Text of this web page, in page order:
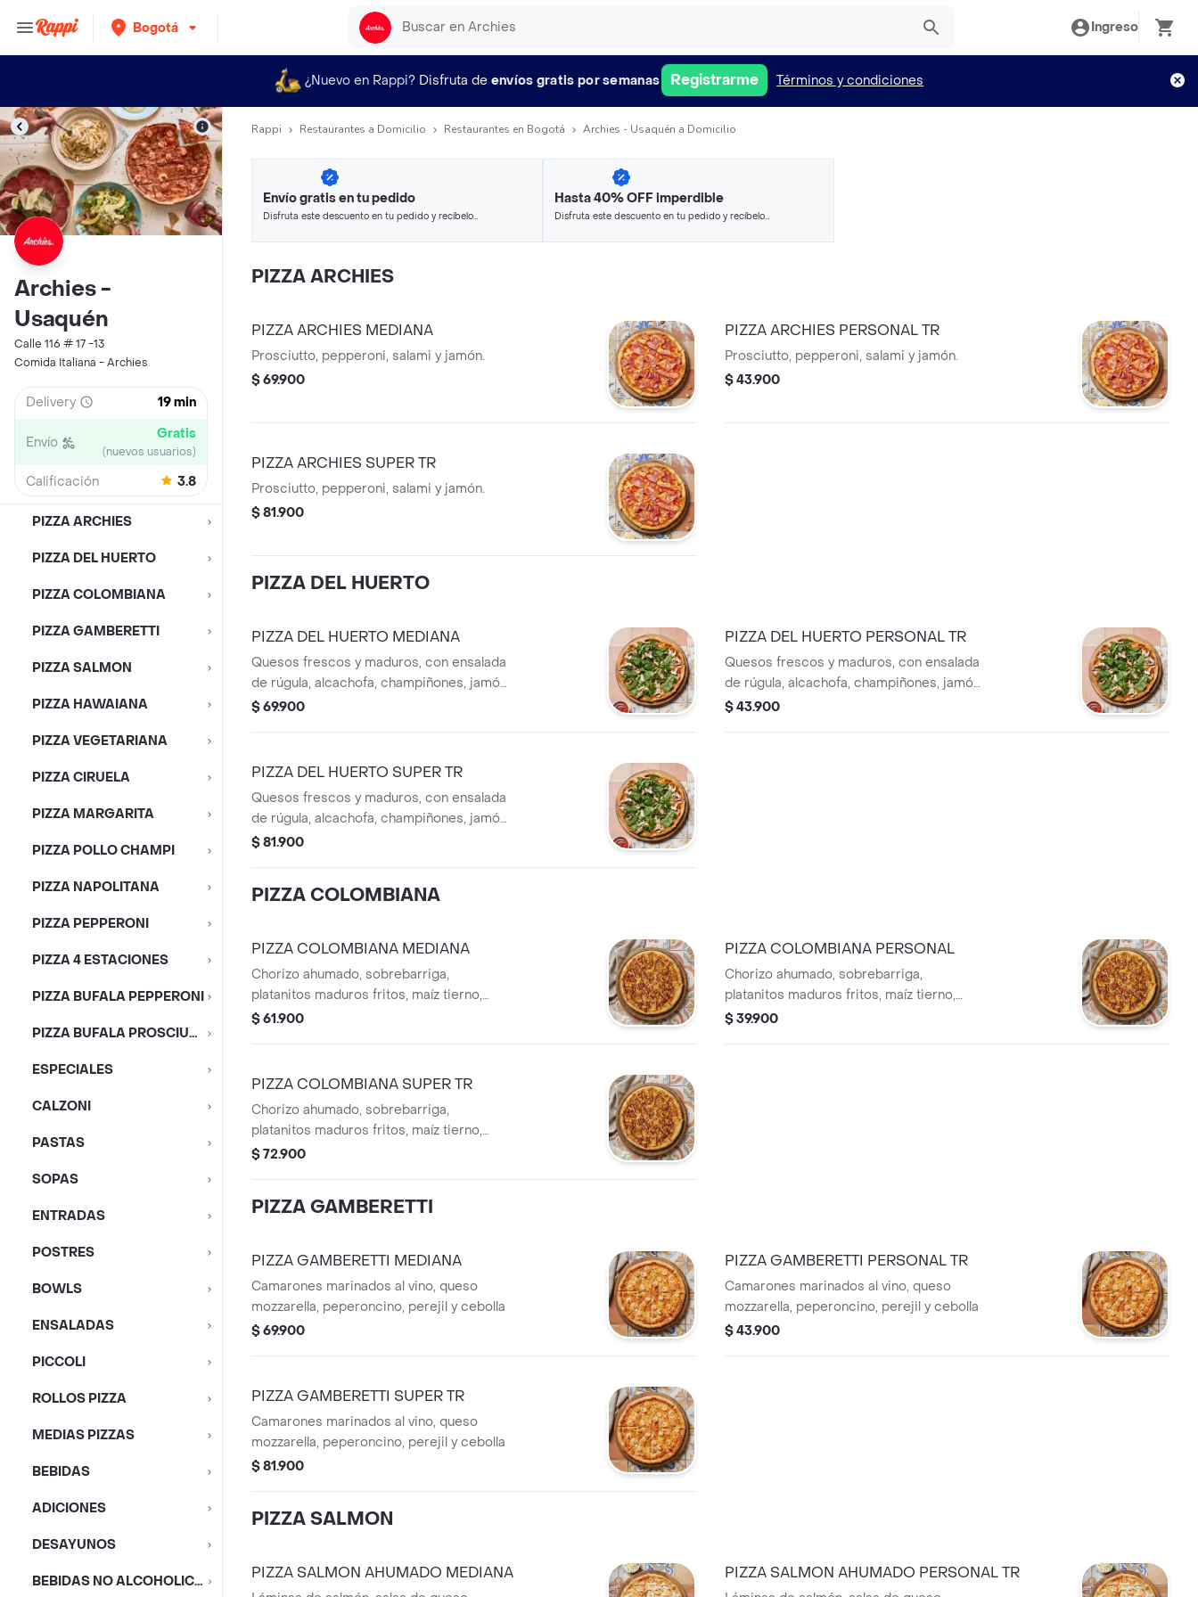
Bogotá Ingreso
¿Nuevo en Rappi? Disfruta de envíos gratis por semanas Registrarme Términos y condiciones
Archies -
Usaquén
Calle 116 # 17 -13
Comida Italiana - Archies
Delivery 19 min
Envío Gratis
(nuevos usuarios)
Calificación 3.8
PIZZA ARCHIES
PIZZA DEL HUERTO
PIZZA COLOMBIANA
PIZZA GAMBERETTI
PIZZA SALMON
PIZZA HAWAIANA
PIZZA VEGETARIANA
PIZZA CIRUELA
PIZZA MARGARITA
PIZZA POLLO CHAMPI
PIZZA NAPOLITANA
PIZZA PEPPERONI
PIZZA 4 ESTACIONES
PIZZA BUFALA PEPPERONI
PIZZA BUFALA PROSCIUTO
ESPECIALES
CALZONI
PASTAS
SOPAS
ENTRADAS
POSTRES
BOWLS
ENSALADAS
PICCOLI
ROLLOS PIZZA
MEDIAS PIZZAS
BEBIDAS
ADICIONES
DESAYUNOS
BEBIDAS NO ALCOHOLICAS
Rappi Restaurantes a Domicilio Restaurantes en Bogotá Archies - Usaquén a Domicilio
Envío gratis en tu pedido
Disfruta este descuento en tu pedido y recíbelo
Hasta 40% OFF imperdible
Disfruta este descuento en tu pedido y recíbelo
PIZZA ARCHIES
PIZZA ARCHIES MEDIANA
Prosciutto, pepperoni, salami y jamón.
$ 69.900
PIZZA ARCHIES PERSONAL TR
Prosciutto, pepperoni, salami y jamón.
$ 43.900
PIZZA ARCHIES SUPER TR
Prosciutto, pepperoni, salami y jamón.
$ 81.900
PIZZA DEL HUERTO
PIZZA DEL HUERTO MEDIANA
Quesos frescos y maduros, con ensalada
de rúgula, alcachofa, champiñones, jamón
y aderezo césar a base de anchoas.
$ 69.900
PIZZA DEL HUERTO PERSONAL TR
Quesos frescos y maduros, con ensalada
de rúgula, alcachofa, champiñones, jamón
y aderezo césar a base de anchoas.
$ 43.900
PIZZA DEL HUERTO SUPER TR
Quesos frescos y maduros, con ensalada
de rúgula, alcachofa, champiñones, jamón
y aderezo césar a base de anchoas.
$ 81.900
PIZZA COLOMBIANA
PIZZA COLOMBIANA MEDIANA
Chorizo ahumado, sobrebarriga,
platanitos maduros fritos, maíz tierno,
cebolla morada y cilantro.
$ 61.900
PIZZA COLOMBIANA PERSONAL
Chorizo ahumado, sobrebarriga,
platanitos maduros fritos, maíz tierno,
cebolla morada y cilantro.
$ 39.900
PIZZA COLOMBIANA SUPER TR
Chorizo ahumado, sobrebarriga,
platanitos maduros fritos, maíz tierno,
cebolla morada y cilantro.
$ 72.900
PIZZA GAMBERETTI
PIZZA GAMBERETTI MEDIANA
Camarones marinados al vino, queso
mozzarella, peperoncino, perejil y cebolla
$ 69.900
PIZZA GAMBERETTI PERSONAL TR
Camarones marinados al vino, queso
mozzarella, peperoncino, perejil y cebolla
$ 43.900
PIZZA GAMBERETTI SUPER TR
Camarones marinados al vino, queso
mozzarella, peperoncino, perejil y cebolla
$ 81.900
PIZZA SALMON
PIZZA SALMON AHUMADO MEDIANA PIZZA SALMON AHUMADO PERSONAL TR